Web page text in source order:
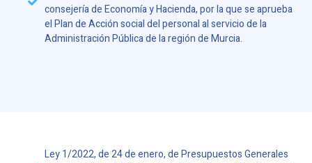
consejería de Economía y Hacienda, por la que se aprueba
el Plan de Acción social del personal al servicio de la
Administración Pública de la región de Murcia.
Ley 1/2022, de 24 de enero, de Presupuestos Generales